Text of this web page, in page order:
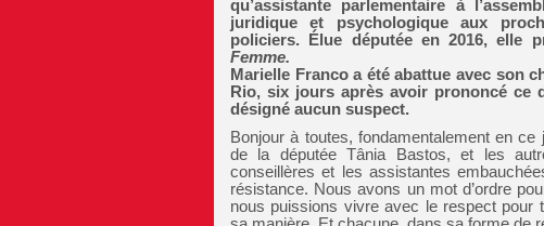
qu’assistante parlementaire à
juridique et psychologique aux
policiers. Élue députée en 2016, elle
Femme.
Marielle Franco a été abattue avec son
Rio, six jours après avoir prononcé ce
désigné aucun suspect.
Bonjour à toutes, fondamentalement en
de la députée Tânia Bastos, et les
conseillères et les assistantes
résistance. Nous avons un mot d’ordre
nous puissions vivre avec le respect